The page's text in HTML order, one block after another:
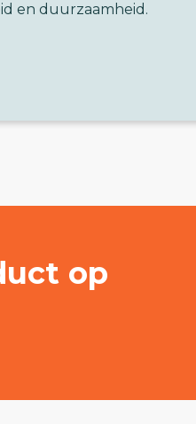
en duurzaamheid.
op